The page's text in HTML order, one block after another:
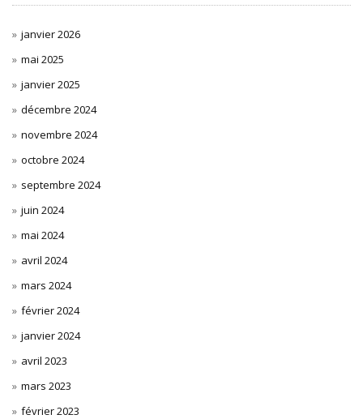
janvier 2026
mai 2025
janvier 2025
décembre 2024
novembre 2024
octobre 2024
septembre 2024
juin 2024
mai 2024
avril 2024
mars 2024
février 2024
janvier 2024
avril 2023
mars 2023
février 2023